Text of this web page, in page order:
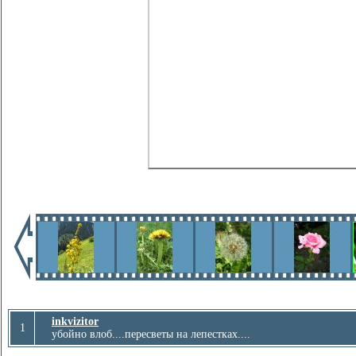
1
inkvizitor
убойно влоб....пересветы на лепестках....